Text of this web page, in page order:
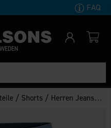
FAQ
/ Shorts / Herren Jeansshorts